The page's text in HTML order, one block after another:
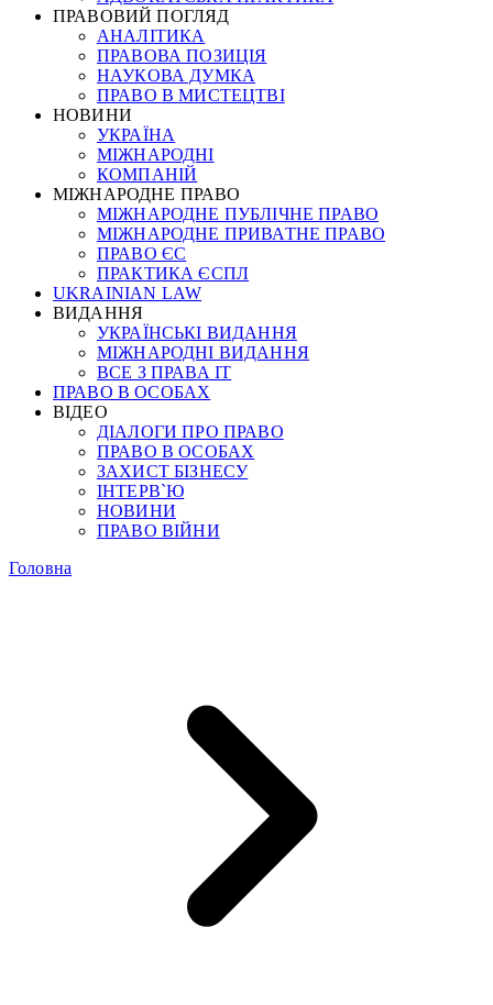
ПРАВОВИЙ ПОГЛЯД
АНАЛІТИКА
ПРАВОВА ПОЗИЦІЯ
НАУКОВА ДУМКА
ПРАВО В МИСТЕЦТВІ
НОВИНИ
УКРАЇНА
МІЖНАРОДНІ
КОМПАНІЙ
МІЖНАРОДНЕ ПРАВО
МІЖНАРОДНЕ ПУБЛІЧНЕ ПРАВО
МІЖНАРОДНЕ ПРИВАТНЕ ПРАВО
ПРАВО ЄС
ПРАКТИКА ЄСПЛ
UKRAINIAN LAW
ВИДАННЯ
УКРАЇНСЬКІ ВИДАННЯ
МІЖНАРОДНІ ВИДАННЯ
ВСЕ З ПРАВА ІТ
ПРАВО В ОСОБАХ
ВІДЕО
ДІАЛОГИ ПРО ПРАВО
ПРАВО В ОСОБАХ
ЗАХИСТ БІЗНЕСУ
ІНТЕРВ`Ю
НОВИНИ
ПРАВО ВІЙНИ
Головна